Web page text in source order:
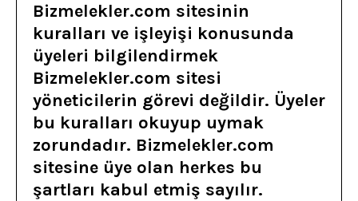
Bizmelekler.com sitesinin
kuralları ve işleyişi konusunda
üyeleri bilgilendirmek
Bizmelekler.com sitesi
yöneticilerin görevi değildir. Üyeler
bu kuralları okuyup uymak
zorundadır. Bizmelekler.com
sitesine üye olan herkes bu
şartları kabul etmiş sayılır.